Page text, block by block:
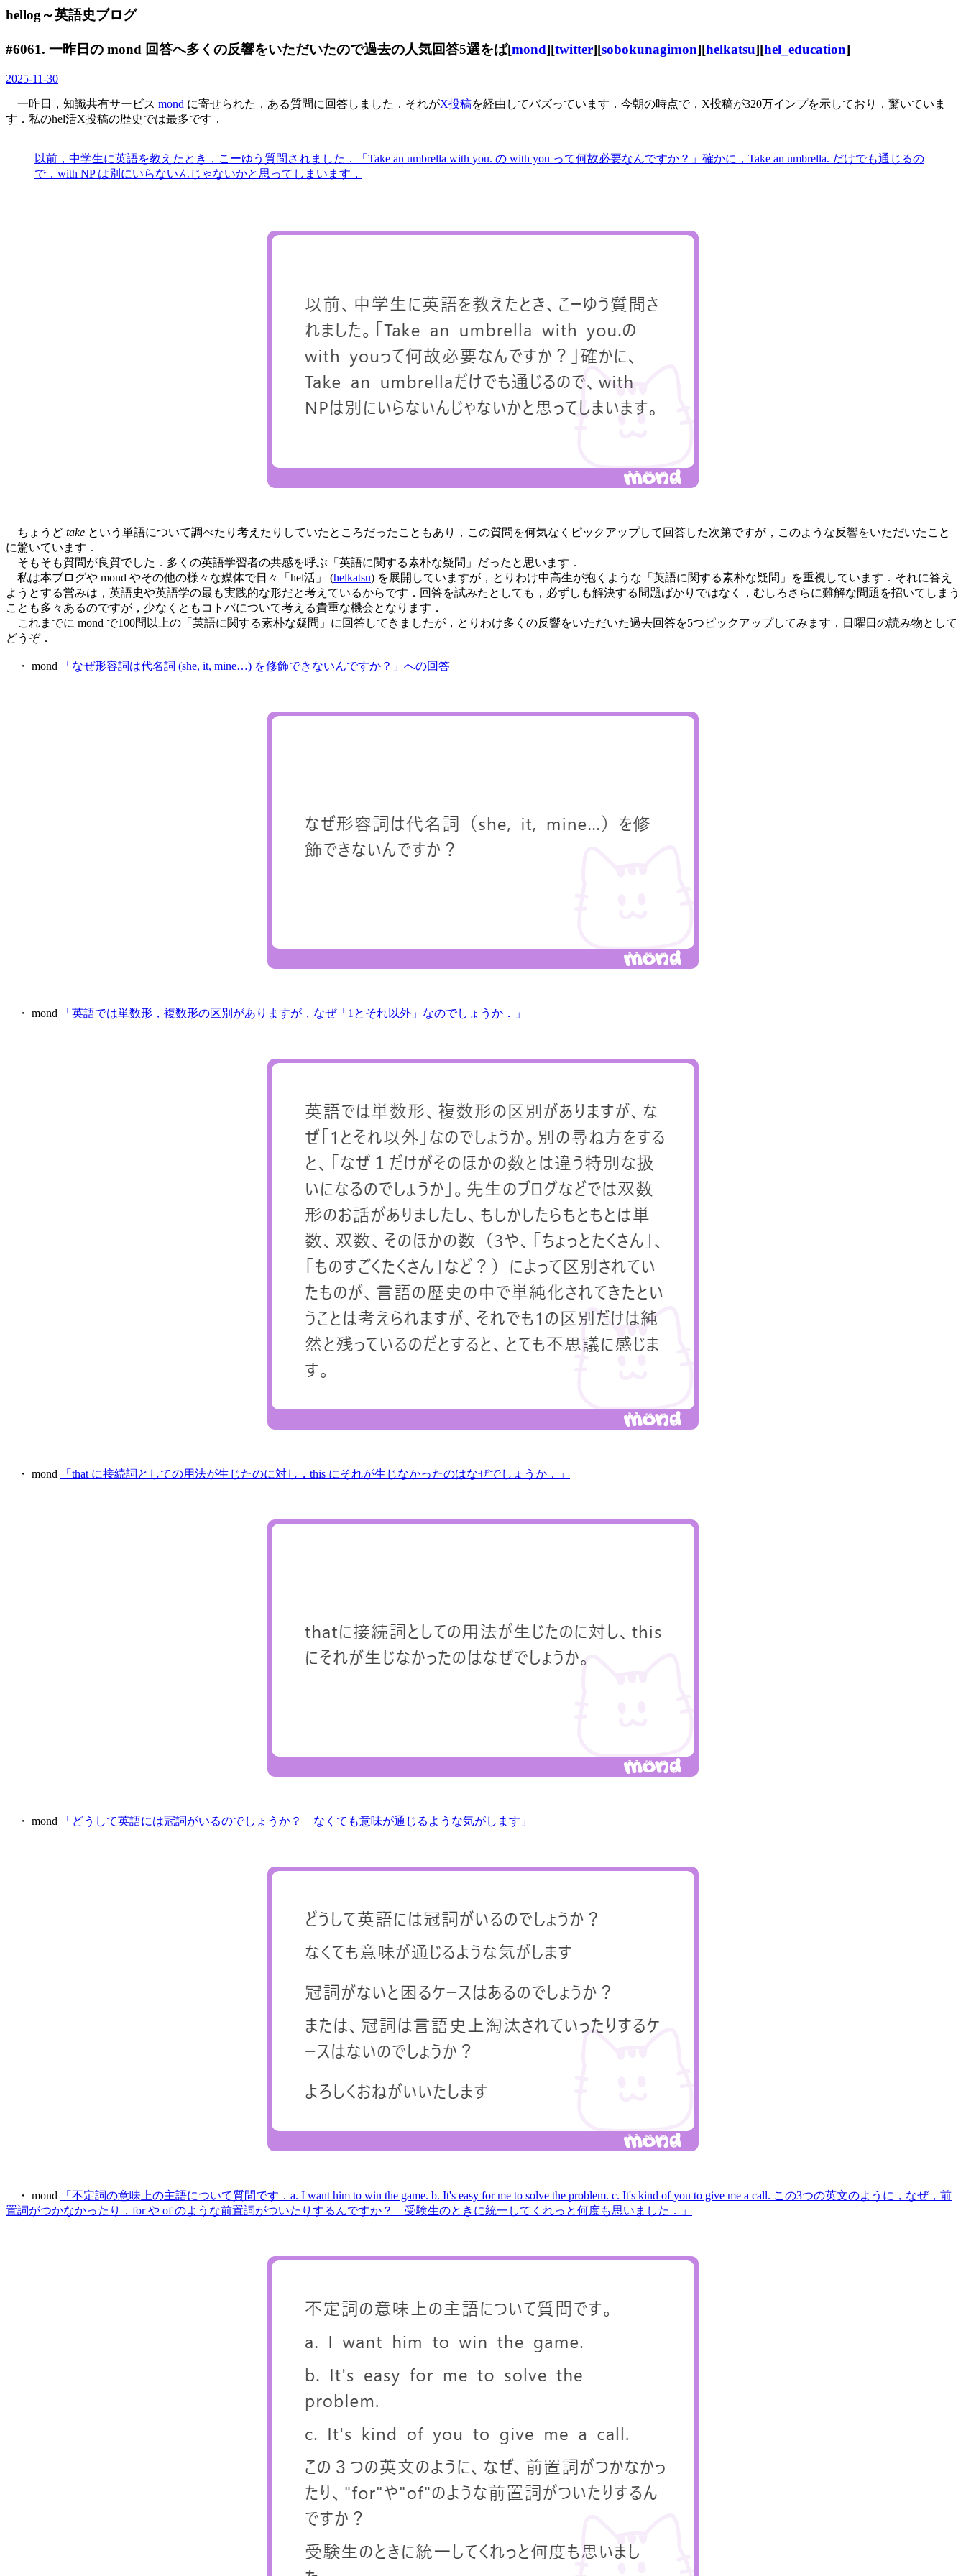
hellog～英語史ブログ
#6061. 一昨日の mond 回答へ多くの反響をいただいたので過去の人気回答5選をば[mond][twitter][sobokunagimon][helkatsu][hel_education]
2025-11-30
一昨日，知識共有サービス mond に寄せられた，ある質問に回答しました．それがX投稿を経由してバズっています．今朝の時点で，X投稿が320万インプを示しており，驚いていま
す．私のhel活X投稿の歴史では最多です．
以前，中学生に英語を教えたとき，こーゆう質問されました．「Take an umbrella with you. の with you って何故必要なんですか？」確かに，Take an umbrella. だけでも通じるの
で，with NP は別にいらないんじゃないかと思ってしまいます．
ちょうど take という単語について調べたり考えたりしていたところだったこともあり，この質問を何気なくピックアップして回答した次第ですが，このような反響をいただいたこと
に驚いています．
そもそも質問が良質でした．多くの英語学習者の共感を呼ぶ「英語に関する素朴な疑問」だったと思います．
私は本ブログや mond やその他の様々な媒体で日々「hel活」 (helkatsu) を展開していますが，とりわけ中高生が抱くような「英語に関する素朴な疑問」を重視しています．それに答え
ようとする営みは，英語史や英語学の最も実践的な形だと考えているからです．回答を試みたとしても，必ずしも解決する問題ばかりではなく，むしろさらに難解な問題を招いてしまう
ことも多々あるのですが，少なくともコトバについて考える貴重な機会となります．
これまでに mond で100問以上の「英語に関する素朴な疑問」に回答してきましたが，とりわけ多くの反響をいただいた過去回答を5つピックアップしてみます．日曜日の読み物として
どうぞ．
・ mond 「なぜ形容詞は代名詞 (she, it, mine…) を修飾できないんですか？」への回答
・ mond 「英語では単数形，複数形の区別がありますが，なぜ「1とそれ以外」なのでしょうか．」
・ mond 「that に接続詞としての用法が生じたのに対し，this にそれが生じなかったのはなぜでしょうか．」
・ mond 「どうして英語には冠詞がいるのでしょうか？ なくても意味が通じるような気がします」
・ mond
「不定詞の意味上の主語について質問です．a. I want him to win the game. b. It's easy for me to solve the problem. c. It's kind of you to give me a call. この3つの英文のように，なぜ，前
置詞がつかなかったり，for や of のような前置詞がついたりするんですか？ 受験生のときに統一してくれっと何度も思いました．」